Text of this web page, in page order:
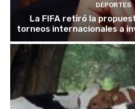
DEPORTES
La FIFA retiró la
torneos internacionales a